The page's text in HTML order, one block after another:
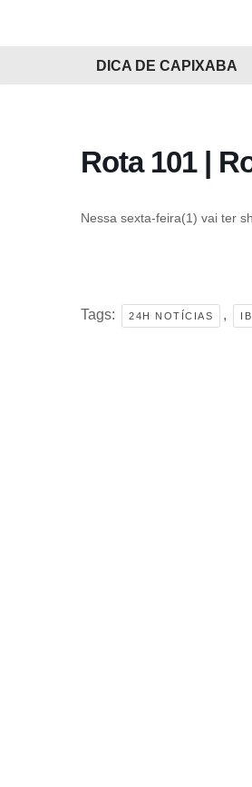
DICA DE CAPIXABA
Rota 101 |
Nessa sexta-feira(1) vai ter
Tags: 24H NOTÍCIAS ,